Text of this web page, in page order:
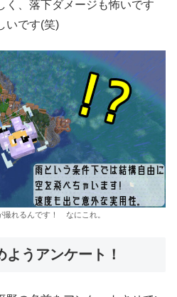
、落下ダメージも怖いです
いです(笑)
撮れるんです！ なにこれ。
うアンケート！